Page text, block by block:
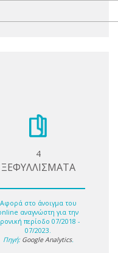
4
ΞΕΦΥΛΛΙΣΜΑΤΑ
Αφορά στο άνοιγμα του
αναγνώστη για την
περίοδο 07/2018 -
07/2023.
Πηγή: Google Analytics.